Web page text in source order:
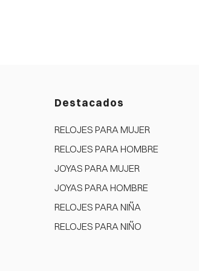
Destacados
RELOJES PARA MUJER
RELOJES PARA HOMBRE
JOYAS PARA MUJER
JOYAS PARA HOMBRE
RELOJES PARA NIÑA
RELOJES PARA NIÑO